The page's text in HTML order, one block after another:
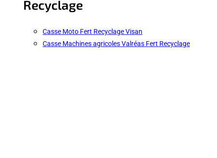
Recyclage
Casse Moto Fert Recyclage Visan
Casse Machines agricoles Valréas Fert Recyclage